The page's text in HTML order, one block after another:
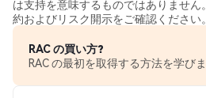
は支持を意味するものではありませ
約およびリスク開示をご確認ください。
RAC の買い方?
RAC の最初を取得する方法を学びま